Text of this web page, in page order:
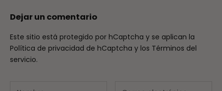
Dejar un comentario
Este sitio está protegido por hCaptcha y se aplican la
Política de privacidad de hCaptcha y los Términos del
servicio.